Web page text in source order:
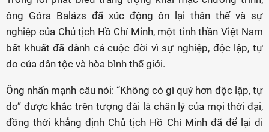
ông Góra Balázs đã xúc động ôn lại thân thế và sự
nghiệp của Chủ tịch Hồ Chí Minh, một tinh thần Việt Nam
bất khuất đã dành cả cuộc đời vì sự nghiệp, độc lập, tự
do của dân tộc và hòa bình thế giới.
Ông nhấn mạnh câu nói: “Không có gì quý hơn độc lập, tự
do” được khắc trên tượng đài là chân lý của mọi thời đại,
đồng thời khẳng định Chủ tịch Hồ Chí Minh đã để lại di